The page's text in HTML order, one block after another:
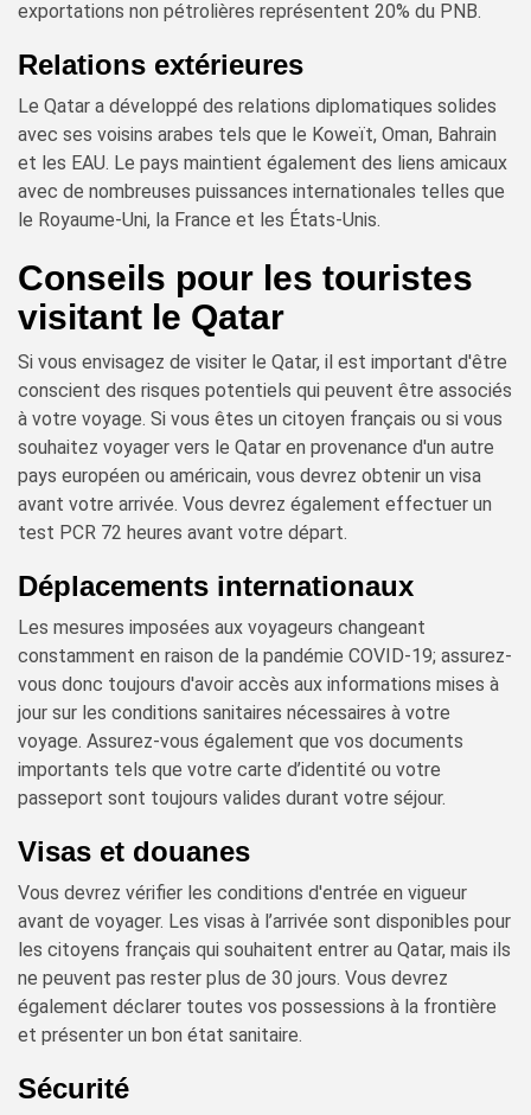
exportations non pétrolières représentent 20% du PNB.
Relations extérieures
Le Qatar a développé des relations diplomatiques solides
avec ses voisins arabes tels que le Koweït, Oman, Bahrain
et les EAU. Le pays maintient également des liens amicaux
avec de nombreuses puissances internationales telles que
le Royaume-Uni, la France et les États-Unis.
Conseils pour les touristes
visitant le Qatar
Si vous envisagez de visiter le Qatar, il est important d'être
conscient des risques potentiels qui peuvent être associés
à votre voyage. Si vous êtes un citoyen français ou si vous
souhaitez voyager vers le Qatar en provenance d'un autre
pays européen ou américain, vous devrez obtenir un visa
avant votre arrivée. Vous devrez également effectuer un
test PCR 72 heures avant votre départ.
Déplacements internationaux
Les mesures imposées aux voyageurs changeant
constamment en raison de la pandémie COVID-19; assurez-
vous donc toujours d'avoir accès aux informations mises à
jour sur les conditions sanitaires nécessaires à votre
voyage. Assurez-vous également que vos documents
importants tels que votre carte d’identité ou votre
passeport sont toujours valides durant votre séjour.
Visas et douanes
Vous devrez vérifier les conditions d'entrée en vigueur
avant de voyager. Les visas à l’arrivée sont disponibles pour
les citoyens français qui souhaitent entrer au Qatar, mais ils
ne peuvent pas rester plus de 30 jours. Vous devrez
également déclarer toutes vos possessions à la frontière
et présenter un bon état sanitaire.
Sécurité